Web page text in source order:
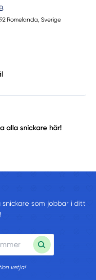
Romelanda, Sverige
alla snickare här!
som jobbar i ditt
vetja!